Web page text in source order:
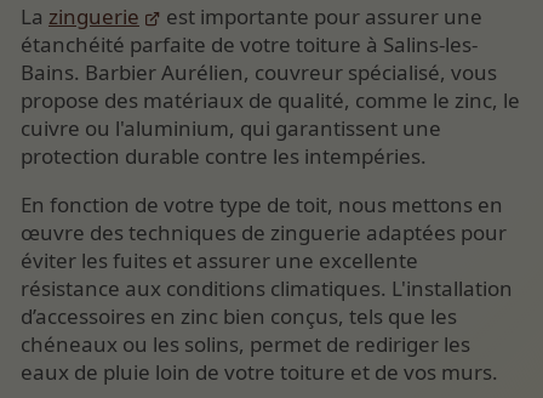
La zinguerie
est importante pour assurer une
étanchéité parfaite de votre toiture à Salins-les-
Bains. Barbier Aurélien, couvreur spécialisé, vous
propose des matériaux de qualité, comme le zinc, le
cuivre ou l'aluminium, qui garantissent une
protection durable contre les intempéries.
En fonction de votre type de toit, nous mettons en
œuvre des techniques de zinguerie adaptées pour
éviter les fuites et assurer une excellente
résistance aux conditions climatiques. L'installation
d’accessoires en zinc bien conçus, tels que les
chéneaux ou les solins, permet de rediriger les
eaux de pluie loin de votre toiture et de vos murs.